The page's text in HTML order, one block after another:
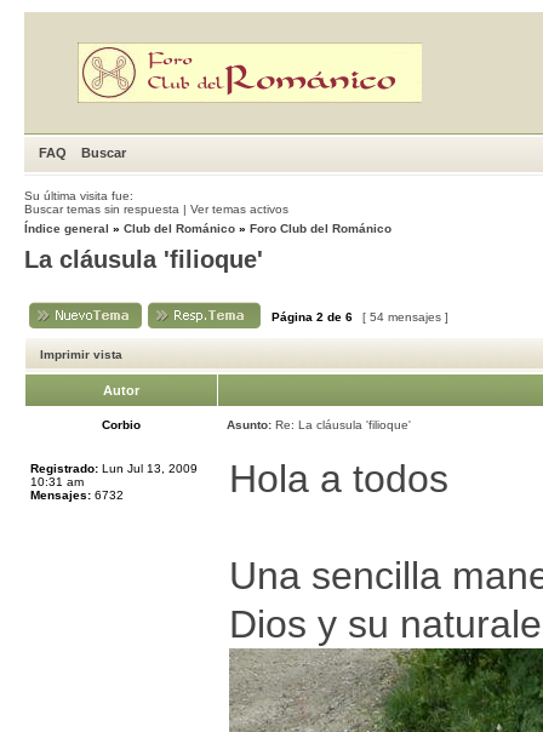
FAQ Buscar
Su última visita fue:
Buscar temas sin respuesta | Ver temas activos
Índice general » Club del Románico » Foro Club del Románico
La cláusula 'filioque'
Página 2 de 6 [ 54 mensajes ]
Imprimir vista
Autor
Corbio Asunto: Re: La cláusula 'filioque'
Registrado: Lun Jul 13, 2009
10:31 am
Mensajes: 6732 Hola a todos
Una sencilla
Dios y su